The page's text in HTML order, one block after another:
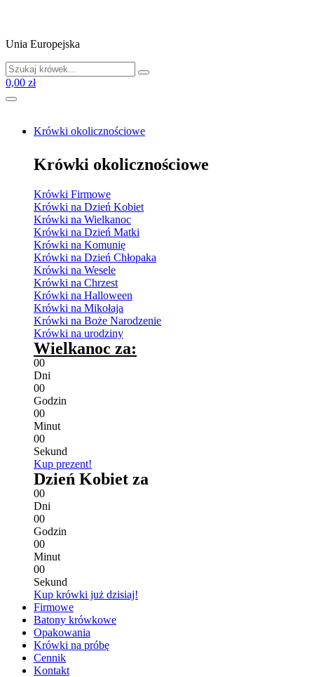
Unia Europejska
0,00 zł
Krówki okolicznościowe
Krówki okolicznościowe
Krówki Firmowe
Krówki na Dzień Kobiet
Krówki na Wielkanoc
Krówki na Dzień Matki
Krówki na Komunię
Krówki na Dzień Chłopaka
Krówki na Wesele
Krówki na Chrzest
Krówki na Halloween
Krówki na Mikołaja
Krówki na Boże Narodzenie
Krówki na urodziny
Wielkanoc za:
00
Dni
00
Godzin
00
Minut
00
Sekund
Kup prezent!
Dzień Kobiet za
00
Dni
00
Godzin
00
Minut
00
Sekund
Kup krówki już dzisiaj!
Firmowe
Batony krówkowe
Opakowania
Krówki na próbę
Cennik
Kontakt